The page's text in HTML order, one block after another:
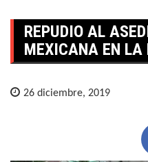
REPUDIO AL
MEXICANA EN LA
26 diciembre, 2019